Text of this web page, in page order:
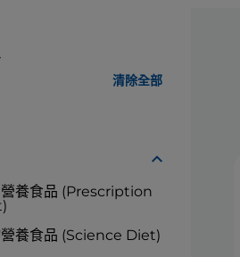
清除全部
營養食品 (Prescription
養食品 (Science Diet)